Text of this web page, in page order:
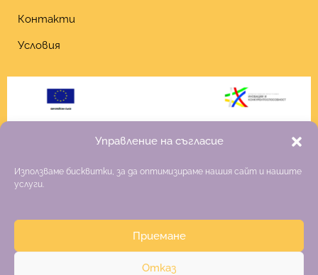
Управление на съгласие
Използваме бисквитки, за да оптимизираме нашия сайт и нашите
услуги.
Приемане
Отказ
Контакти
Условия
Copyright 2026 Fiona